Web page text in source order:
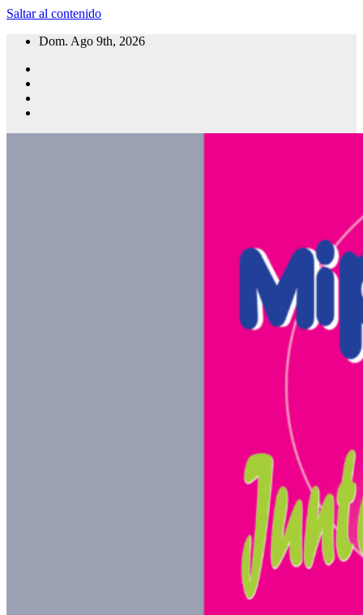
Saltar al contenido
Dom. Ago 9th, 2026